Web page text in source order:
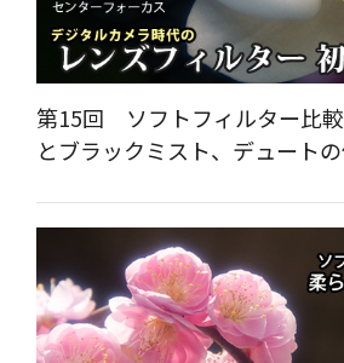
第15回 ソフトフィルター比
とブラックミスト、デュート